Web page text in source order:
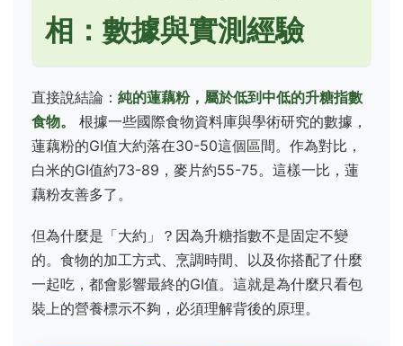
相：數據與實測經驗
直接說結論： 純的蓮藕粉，屬於低到中低的升糖指數
食物。
根據一些國際食物資料庫與學術研究的數據，
蓮藕粉的GI值大約落在30-50這個區間。作為對比，
白米的GI值約73-89，麥片約55-75。這樣一比，蓮
藕粉友善多了。
但為什麼是「大約」？因為升糖指數不是固定不變
的。食物的加工方式、烹調時間、以及你搭配了什麼
一起吃，都會影響最終的GI值。這就是為什麼只看包
裝上的營養標示不夠，必須理解背後的原理。